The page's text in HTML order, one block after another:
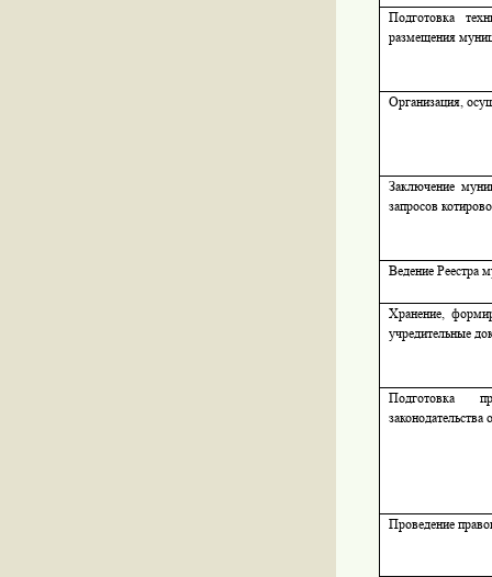
Подготовка
размещения
Организация,
Заключение
запросов
Ведение Реестра
Хранение,
учредительные
Подготовка
Проведение